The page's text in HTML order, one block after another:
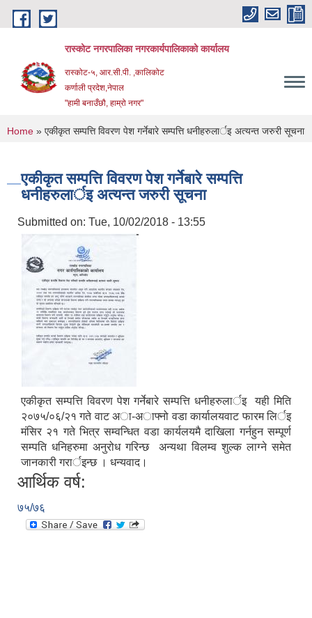
Skip to main content
रास्कोट नगरपालिका नगरकार्यपालिकाको कार्यालय
रास्कोट-५, आर.सी.पी. ,कालिकोट
कर्णाली प्रदेश,नेपाल
"हामी बनाउँछौ, हाम्रो नगर"
You are here
Home » एकीकृत सम्पत्ति विवरण पेश गर्नेबारे सम्पत्ति धनीहरुलार्इ अत्यन्त जरुरी सूचना
एकीकृत सम्पत्ति विवरण पेश गर्नेबारे सम्पत्ति
धनीहरुलार्इ अत्यन्त जरुरी सूचना
Submitted on: Tue, 10/02/2018 - 13:55
एकीकृत सम्पत्ति विवरण पेश गर्नेबारे सम्पत्ति धनीहरुलार्इ यही मिति
२०७५/०६/२१ गते वाट अा-अाफ्नो वडा कार्यालयवाट फारम लिर्इ
मंसिर २१ गते भित्र सम्वन्धित वडा कार्यलयमै दाखिला गर्नहुन सम्पूर्ण
सम्पति धनिहरुमा अनुरोध गरिन्छ अन्यथा विलम्व शुल्क लाग्ने समेत
जानकारी गरार्इन्छ । धन्यवाद।
आर्थिक वर्ष:
७५/७६